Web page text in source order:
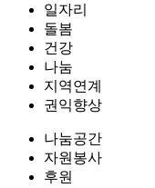
일자리
돌봄
건강
나눔
지역연계
권익향상
나눔공간
자원봉사
후원